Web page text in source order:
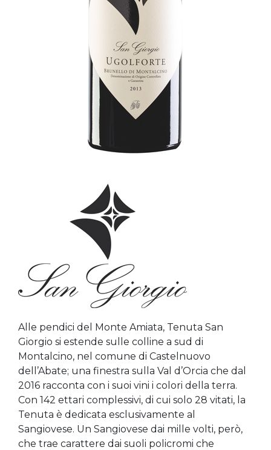
Alle pendici del Monte Amiata, Tenuta San
Giorgio si estende sulle colline a sud di
Montalcino, nel comune di Castelnuovo
dell’Abate; una finestra sulla Val d’Orcia che dal
2016 racconta con i suoi vini i colori della terra.
Con 142 ettari complessivi, di cui solo 28 vitati, la
Tenuta è dedicata esclusivamente al
Sangiovese. Un Sangiovese dai mille volti, però,
che trae carattere dai suoli policromi che